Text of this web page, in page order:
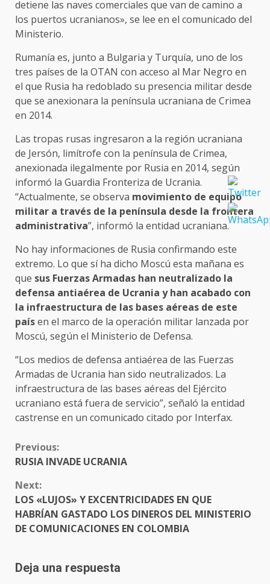
detiene las naves comerciales que van de camino a
los puertos ucranianos», se lee en el comunicado del
Ministerio.
Rumanía es, junto a Bulgaria y Turquía, uno de los
tres países de la OTAN con acceso al Mar Negro en
el que Rusia ha redoblado su presencia militar desde
que se anexionara la península ucraniana de Crimea
en 2014.
Las tropas rusas ingresaron a la región ucraniana
de Jersón, limítrofe con la península de Crimea,
anexionada ilegalmente por Rusia en 2014, según
informó la Guardia Fronteriza de Ucrania.
“Actualmente, se observa movimiento de equipo
militar a través de la península desde la frontera
administrativa”, informó la entidad ucraniana.
No hay informaciones de Rusia confirmando este
extremo. Lo que sí ha dicho Moscú esta mañana es
que sus Fuerzas Armadas han neutralizado la
defensa antiaérea de Ucrania y han acabado con
la infraestructura de las bases aéreas de este
paísen el marco de la operación militar lanzada por
Moscú, según el Ministerio de Defensa.
“Los medios de defensa antiaérea de las Fuerzas
Armadas de Ucrania han sido neutralizados. La
infraestructura de las bases aéreas del Ejército
ucraniano está fuera de servicio”, señaló la entidad
castrense en un comunicado citado por Interfax.
CONTINUE
READING
Previous:
RUSIA INVADE UCRANIA
Next:
LOS «LUJOS» Y EXCENTRICIDADES EN QUE
HABRÍAN GASTADO LOS DINEROS DEL MINISTERIO
DE COMUNICACIONES EN COLOMBIA
Deja una respuesta